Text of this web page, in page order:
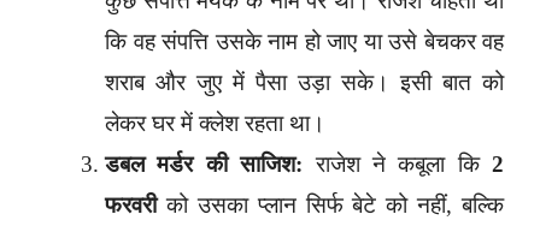
कि वह संपत्ति उसके नाम हो जाए या उसे बेचकर वह
शराब और जुए में पैसा उड़ा सके। इसी बात को
लेकर घर में क्लेश रहता था।
डबल मर्डर की साजिश: राजेश ने कबूला कि 2
फरवरीको उसका प्लान सिर्फ बेटे को नहीं, बल्कि